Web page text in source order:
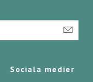
Sociala medier